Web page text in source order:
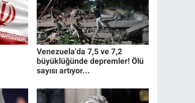
Venezuela'da 7,5 ve 7,2
büyüklüğünde depremler! Ölü
sayısı artıyor...